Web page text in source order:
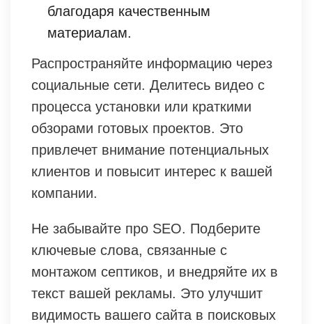
благодаря качественным
материалам.
Распространяйте информацию через
социальные сети. Делитесь видео с
процесса установки или краткими
обзорами готовых проектов. Это
привлечет внимание потенциальных
клиентов и повысит интерес к вашей
компании.
Не забывайте про SEO. Подберите
ключевые слова, связанные с
монтажом септиков, и внедряйте их в
текст вашей рекламы. Это улучшит
видимость вашего сайта в поисковых